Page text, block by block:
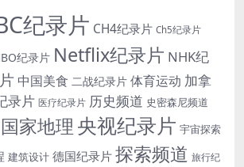
纪录片 CH4纪录片 Ch5纪录片
纪录片 Netflix纪录片 NHK纪
中国美食 二战纪录片 体育运动 加拿
录片 医疗纪录片 历史频道 史密森尼频道
国家地理 央视纪录片 宇宙探索
建筑设计 德国纪录片 探索频道 旅行纪